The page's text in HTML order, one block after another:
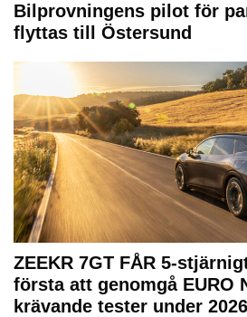
Bilprovningens pilot för
flyttas till Östersund
ZEEKR 7GT FÅR 5-
första att genomgå EURO
krävande tester under 2026